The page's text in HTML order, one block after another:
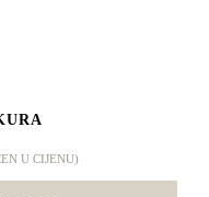
U CIJENU)